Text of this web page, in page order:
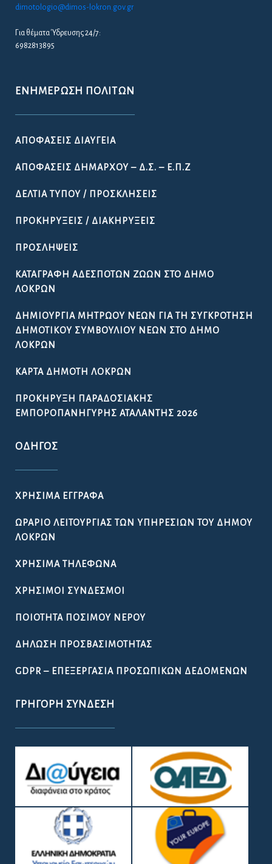
dimotologio@dimos-lokron.gov.gr
Για θέματα Ύδρευσης 24/7:
6982813895
ΕΝΗΜΈΡΩΣΗ ΠΟΛΙΤΏΝ
ΑΠΟΦΆΣΕΙΣ ΔΙΑΎΓΕΙΑ
ΑΠΟΦΆΣΕΙΣ ΔΗΜΆΡΧΟΥ – Δ.Σ. – Ε.Π.Ζ
ΔΕΛΤΊΑ ΤΎΠΟΥ / ΠΡΟΣΚΛΉΣΕΙΣ
ΠΡΟΚΗΡΎΞΕΙΣ / ΔΙΑΚΗΡΎΞΕΙΣ
ΠΡΟΣΛΉΨΕΙΣ
ΚΑΤΑΓΡΑΦΉ ΑΔΈΣΠΟΤΩΝ ΖΏΩΝ ΣΤΟ ΔΉΜΟ
ΛΟΚΡΏΝ
ΔΗΜΙΟΥΡΓΊΑ ΜΗΤΡΏΟΥ ΝΈΩΝ ΓΙΑ ΤΗ ΣΥΓΚΡΌΤΗΣΗ
ΔΗΜΟΤΙΚΟΎ ΣΥΜΒΟΥΛΊΟΥ ΝΈΩΝ ΣΤΟ ΔΉΜΟ
ΛΟΚΡΏΝ
ΚΆΡΤΑ ΔΗΜΌΤΗ ΛΟΚΡΏΝ
ΠΡΟΚΉΡΥΞΗ ΠΑΡΑΔΟΣΙΑΚΉΣ
ΕΜΠΟΡΟΠΑΝΉΓΥΡΗΣ ΑΤΑΛΆΝΤΗΣ 2026
ΟΔΗΓΌΣ
ΧΡΉΣΙΜΑ ΈΓΓΡΑΦΑ
ΩΡΆΡΙΟ ΛΕΙΤΟΥΡΓΊΑΣ ΤΩΝ ΥΠΗΡΕΣΙΏΝ ΤΟΥ ΔΉΜΟΥ
ΛΟΚΡΏΝ
ΧΡΉΣΙΜΑ ΤΗΛΈΦΩΝΑ
ΧΡΉΣΙΜΟΙ ΣΎΝΔΕΣΜΟΙ
ΠΟΙΌΤΗΤΑ ΠΌΣΙΜΟΥ ΝΕΡΟΎ
ΔΉΛΩΣΗ ΠΡΟΣΒΑΣΙΜΌΤΗΤΑΣ
GDPR – ΕΠΕΞΕΡΓΑΣΙΑ ΠΡΟΣΩΠΙΚΩΝ ΔΕΔΟΜΕΝΩΝ
ΓΡΉΓΟΡΗ ΣΎΝΔΕΣΗ